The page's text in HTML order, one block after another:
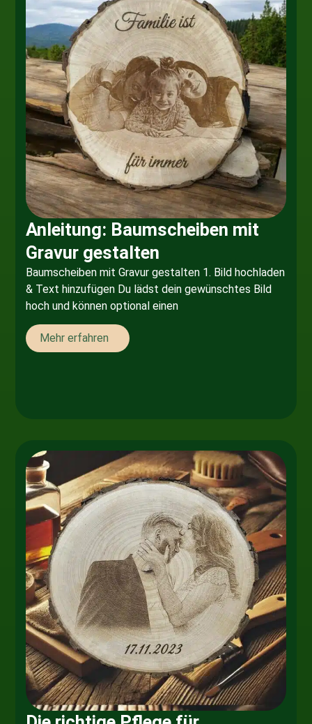
Anleitung: Baumscheiben mit
Gravur gestalten
Baumscheiben mit Gravur gestalten 1. Bild hochladen
& Text hinzufügen Du lädst dein gewünschtes Bild
hoch und können optional einen
Mehr erfahren